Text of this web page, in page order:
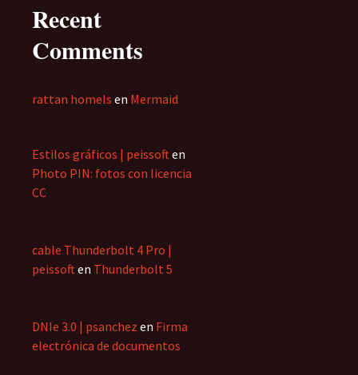
Recent
Comments
rattan homels en Mermaid
Estilos gráficos | peissoften
Photo PIN: fotos con licencia
CC
cable Thunderbolt 4 Pro |
peissoften Thunderbolt 5
DNIe 3.0 | psanchez en Firma
electrónica de documentos